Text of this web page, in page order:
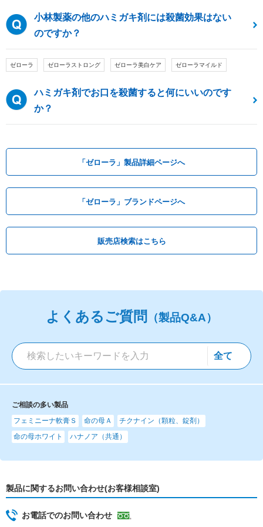
小林製薬の他のハミガキ剤には殺菌効果はない
のですか？
ゼローラ ゼローラストロング ゼローラ美白ケア ゼローラマイルド
ハミガキ剤でお口を殺菌すると何にいいのです
か？
「ゼローラ」製品詳細ページへ
「ゼローラ」ブランドページへ
販売店検索はこちら
よくあるご質問 （製品Q&A）
ご相談の多い製品
フェミニーナ軟膏Ｓ
命の母Ａ
チクナイン（顆粒、錠剤）
命の母ホワイト
ハナノア（共通）
製品に関するお問い合わせ(お客様相談室)
お電話でのお問い合わせ